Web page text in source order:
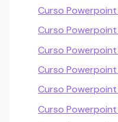
Curso
Curso
Curso
Curso Powerpoint
Curso
Curso Powerpoint